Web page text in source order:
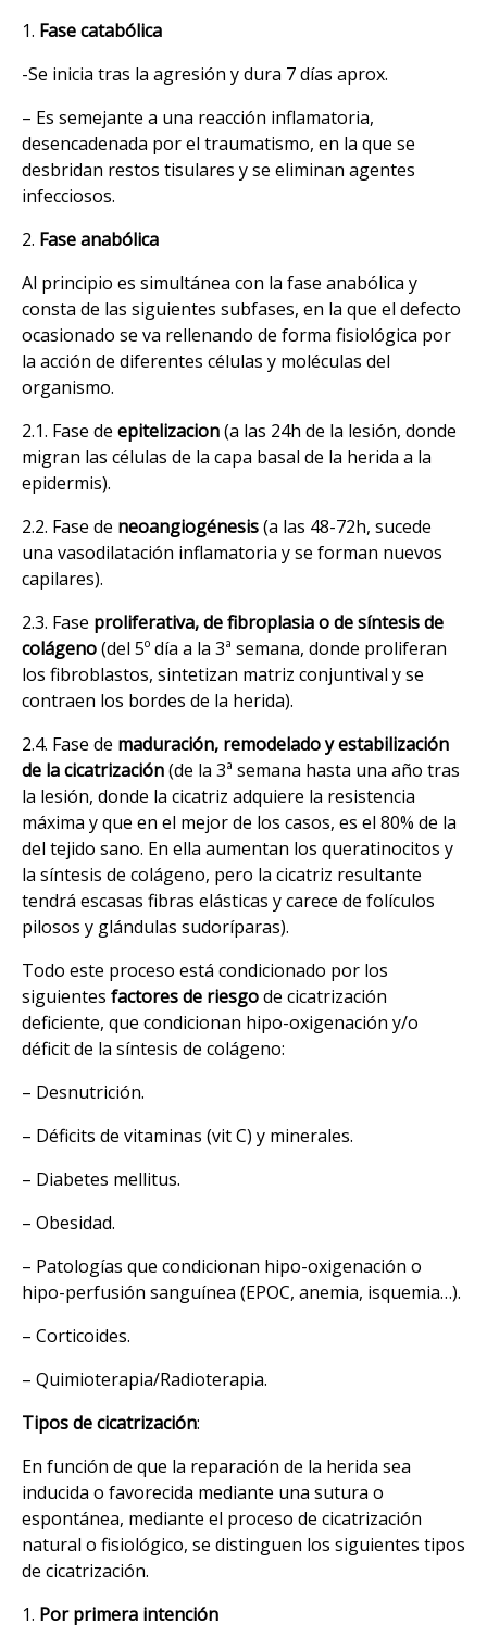
1. Fase catabólica
-Se inicia tras la agresión y dura 7 días aprox.
– Es semejante a una reacción inflamatoria,
desencadenada por el traumatismo, en la que se
desbridan restos tisulares y se eliminan agentes
infecciosos.
2. Fase anabólica
Al principio es simultánea con la fase anabólica y
consta de las siguientes subfases, en la que el defecto
ocasionado se va rellenando de forma fisiológica por
la acción de diferentes células y moléculas del
organismo.
2.1. Fase de epitelizacion(a las 24h de la lesión, donde
migran las células de la capa basal de la herida a la
epidermis).
2.2. Fase de neoangiogénesis(a las 48-72h, sucede
una vasodilatación inflamatoria y se forman nuevos
capilares).
2.3. Fase proliferativa, de fibroplasia o de síntesis de
colágeno(del 5º día a la 3ª semana, donde proliferan
los fibroblastos, sintetizan matriz conjuntival y se
contraen los bordes de la herida).
2.4. Fase de maduración, remodelado y estabilización
de la cicatrización(de la 3ª semana hasta una año tras
la lesión, donde la cicatriz adquiere la resistencia
máxima y que en el mejor de los casos, es el 80% de la
del tejido sano. En ella aumentan los queratinocitos y
la síntesis de colágeno, pero la cicatriz resultante
tendrá escasas fibras elásticas y carece de folículos
pilosos y glándulas sudoríparas).
Todo este proceso está condicionado por los
siguientes factores de riesgode cicatrización
deficiente, que condicionan hipo-oxigenación y/o
déficit de la síntesis de colágeno:
– Desnutrición.
– Déficits de vitaminas (vit C) y minerales.
– Diabetes mellitus.
– Obesidad.
– Patologías que condicionan hipo-oxigenación o
hipo-perfusión sanguínea (EPOC, anemia, isquemia…).
– Corticoides.
– Quimioterapia/Radioterapia.
Tipos de cicatrización:
En función de que la reparación de la herida sea
inducida o favorecida mediante una sutura o
espontánea, mediante el proceso de cicatrización
natural o fisiológico, se distinguen los siguientes tipos
de cicatrización.
1. Por primera intención